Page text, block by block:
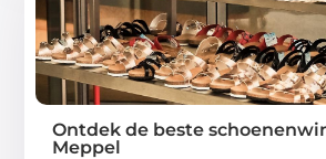
Ontdek de beste
Meppel